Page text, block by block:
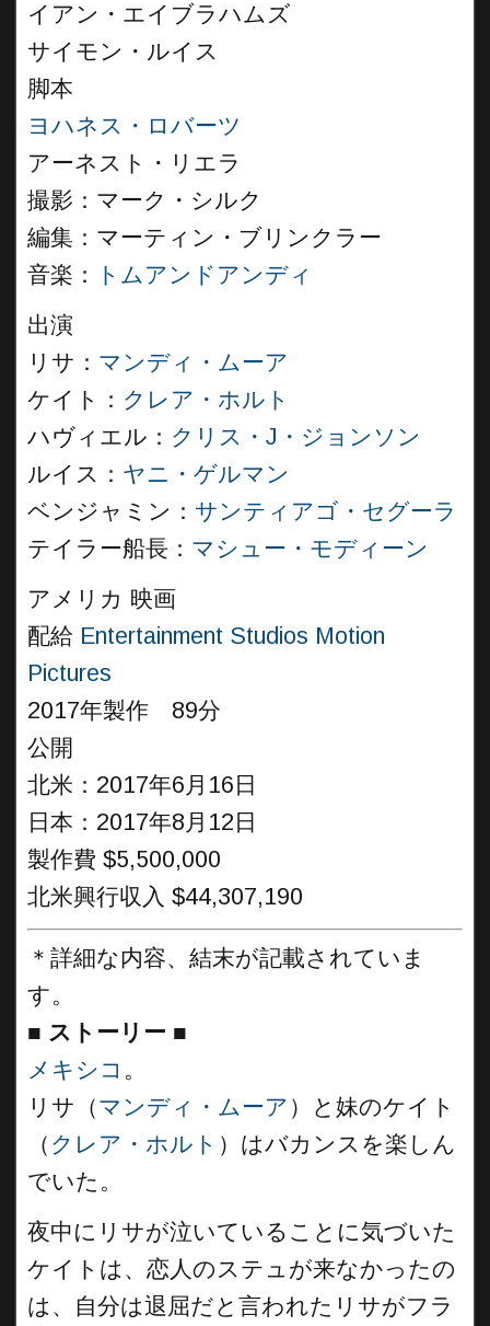
イアン・エイブラハムズ
サイモン・ルイス
脚本
ヨハネス・ロバーツ
アーネスト・リエラ
撮影：マーク・シルク
編集：マーティン・ブリンクラー
音楽：
トムアンドアンディ
出演
リサ： マンディ・ムーア
ケイト： クレア・ホルト
ハヴィエル： クリス・J・ジョンソン
ルイス： ヤニ・ゲルマン
ベンジャミン： サンティアゴ・セグーラ
テイラー船長： マシュー・モディーン
アメリカ 映画
配給 Entertainment Studios Motion
Pictures
2017年製作 89分
公開
北米：2017年6月16日
日本：2017年8月12日
製作費 $5,500,000
北米興行収入 $44,307,190
＊詳細な内容、結末が記載されていま
す。
■ ストーリー ■
メキシコ 。
リサ（マンディ・ムーア ）と妹のケイト
（ クレア・ホルト ）はバカンスを楽しん
でいた。
夜中にリサが泣いていることに気づいた
ケイトは、恋人のステュが来なかったの
は、自分は退屈だと言われたリサがフラ